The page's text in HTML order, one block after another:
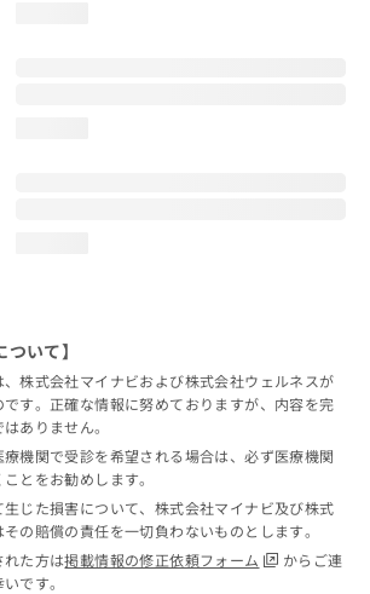
いて】
株式会社マイナビおよび株式会社ウェルネスが
す。正確な情報に努めておりますが、内容を完
ありません。
機関で受診を希望される場合は、必ず医療機関
とをお勧めします。
じた損害について、株式会社マイナビ及び株式
の賠償の責任を一切負わないものとします。
れた方は掲載情報の修正依頼フォーム
からご連
です。